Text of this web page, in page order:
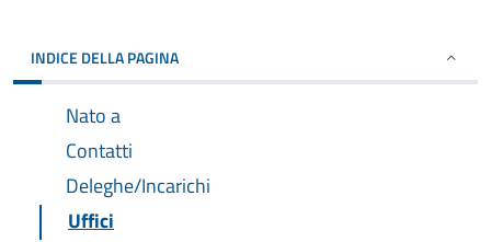
INDICE DELLA PAGINA
Nato a
Contatti
Deleghe/Incarichi
Uffici